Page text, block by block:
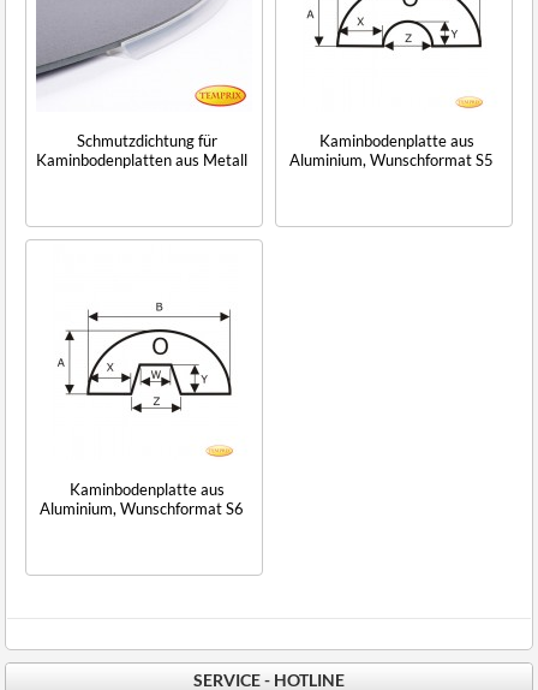
Schmutzdichtung für
Kaminbodenplatten aus Metall
Kaminbodenplatte aus
Aluminium, Wunschformat S5
Kaminbodenplatte aus
Aluminium, Wunschformat S6
SERVICE - HOTLINE